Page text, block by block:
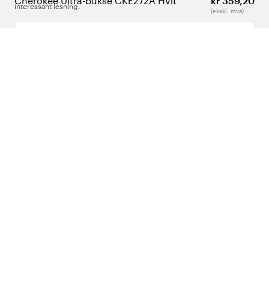
(ekskl. mva)
interessant lesning.
Skriv inn din e-postadresse